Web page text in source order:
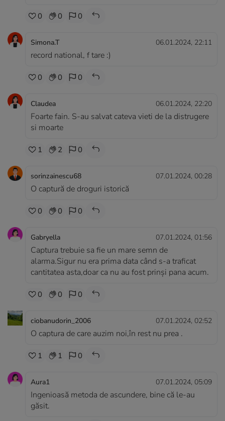
0 0 0
Simona.T 06.01.2024, 22:11
record national, f tare :)
0 0 0
Claudea 06.01.2024, 22:20
Foarte fain. S-au salvat cateva vieti de la distrugere
si moarte
1 2 0
sorinzainescu68 07.01.2024, 00:28
O captură de droguri istorică
0 0 0
Gabryella 07.01.2024, 01:56
Captura trebuie sa fie un mare semn de
alarma.Sigur nu era prima data când s-a traficat
cantitatea asta,doar ca nu au fost prinși pana acum.
0 0 0
ciobanudorin_2006 07.01.2024, 02:52
O captura de care auzim noi,în rest nu prea .
1 1 0
Aura1 07.01.2024, 05:09
Ingenioasă metoda de ascundere, bine că le-au
găsit.